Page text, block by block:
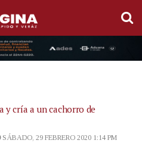
y cría a un cachorro de
SÁBADO, 29 FEBRERO 2020 1:14 PM